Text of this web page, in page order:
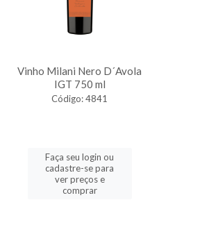
Vinho Milani Nero D´Avola
IGT 750 ml
Código: 4841
Faça seu login ou
cadastre-se para
ver preços e
comprar